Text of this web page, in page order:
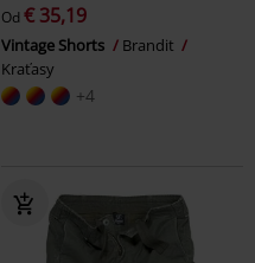
Od € 35,19
Vintage Shorts
Brandit
Kraťasy
+4